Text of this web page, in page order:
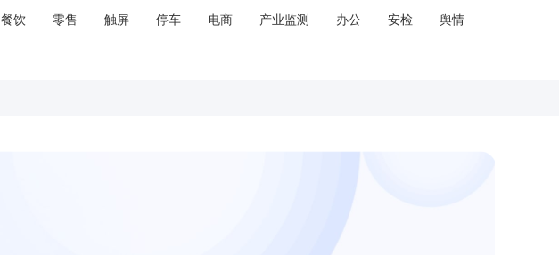
餐饮 零售 触屏 停车 电商 产业监测 办公 安检
舆情